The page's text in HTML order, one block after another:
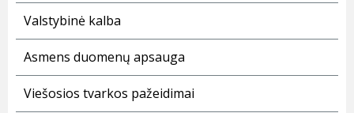
Valstybinė kalba
Asmens duomenų apsauga
Viešosios tvarkos pažeidimai